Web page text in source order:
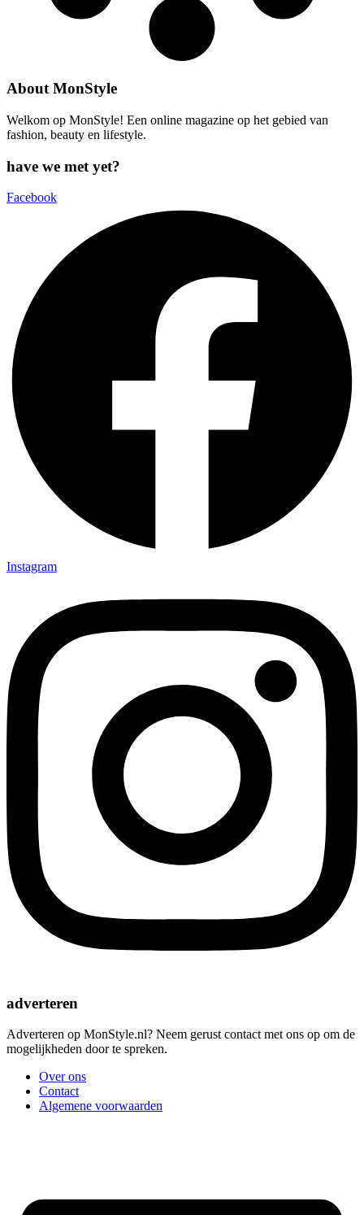
About MonStyle
Welkom op MonStyle! Een online magazine op het gebied van
fashion, beauty en lifestyle.
have we met yet?
Facebook
Instagram
adverteren
Adverteren op MonStyle.nl? Neem gerust contact met ons op om de
mogelijkheden door te spreken.
Over ons
Contact
Algemene voorwaarden